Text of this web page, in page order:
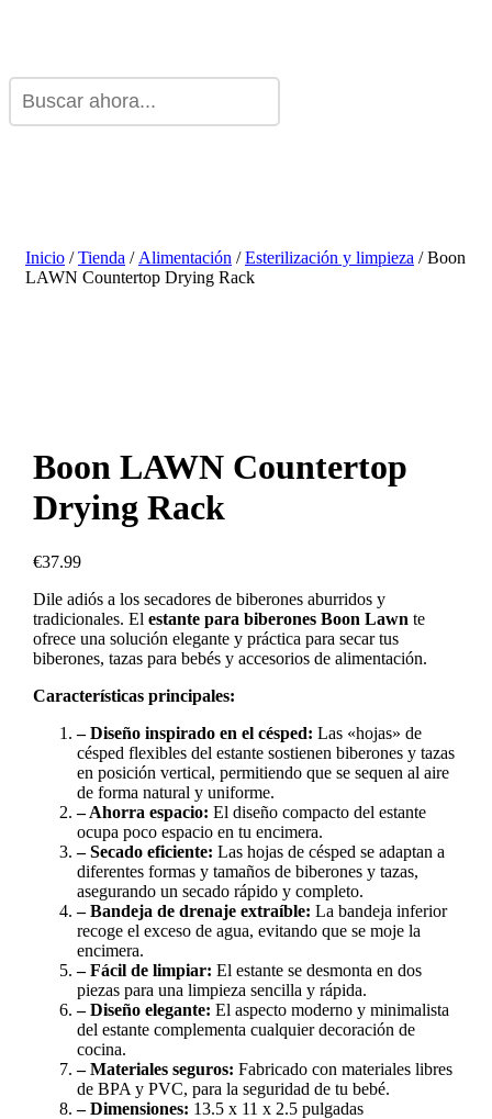
Inicio /Tienda / Alimentación /Esterilización y limpieza / Boon
LAWN Countertop Drying Rack
Boon LAWN Countertop
Drying Rack
€37.99
Dile adiós a los secadores de biberones aburridos y
tradicionales. El estante para biberones Boon Lawn te
ofrece una solución elegante y práctica para secar tus
biberones, tazas para bebés y accesorios de alimentación.
Características principales:
– Diseño inspirado en el césped: Las «hojas» de
césped flexibles del estante sostienen biberones y tazas
en posición vertical, permitiendo que se sequen al aire
de forma natural y uniforme.
– Ahorra espacio: El diseño compacto del estante
ocupa poco espacio en tu encimera.
– Secado eficiente: Las hojas de césped se adaptan a
diferentes formas y tamaños de biberones y tazas,
asegurando un secado rápido y completo.
– Bandeja de drenaje extraíble: La bandeja inferior
recoge el exceso de agua, evitando que se moje la
encimera.
– Fácil de limpiar: El estante se desmonta en dos
piezas para una limpieza sencilla y rápida.
– Diseño elegante: El aspecto moderno y minimalista
del estante complementa cualquier decoración de
cocina.
– Materiales seguros: Fabricado con materiales libres
de BPA y PVC, para la seguridad de tu bebé.
– Dimensiones: 13.5 x 11 x 2.5 pulgadas